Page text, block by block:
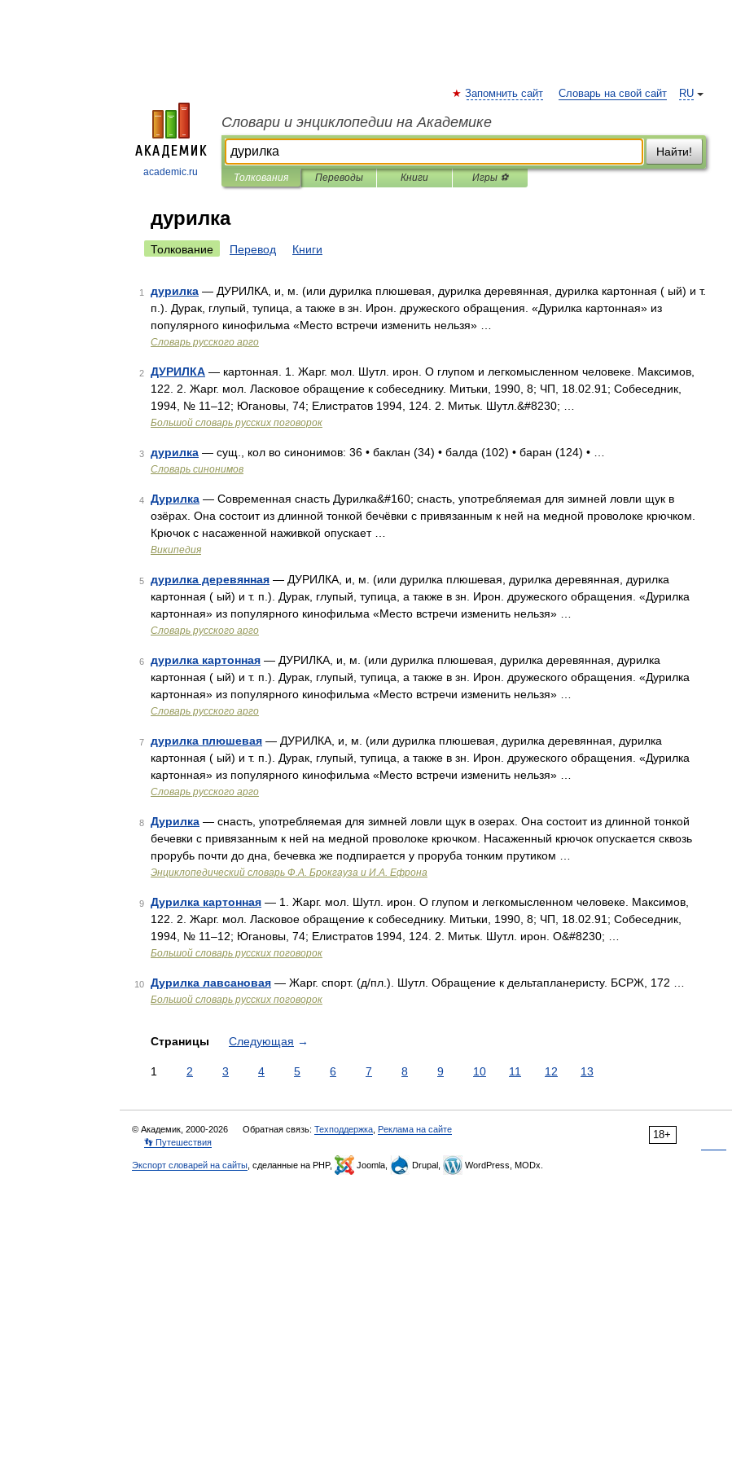
academic.ru
RU
Запомнить сайт Словарь на свой сайт
Словари и энциклопедии на Академике
Найти!
Толкования Переводы Книги Игры ⚽
дурилка
Толкование Перевод Книги
1 дурилка — ДУРИЛКА, и, м. (или дурилка плюшевая, дурилка деревянная, дурилка картонная ( ый) и т.
п.). Дурак, глупый, тупица, а также в зн. Ирон. дружеского обращения. «Дурилка картонная» из
популярного кинофильма «Место встречи изменить нельзя» …
Словарь русского арго
2 ДУРИЛКА — картонная. 1. Жарг. мол. Шутл. ирон. О глупом и легкомысленном человеке. Максимов,
122. 2. Жарг. мол. Ласковое обращение к собеседнику. Митьки, 1990, 8; ЧП, 18.02.91; Собеседник,
1994, № 11–12; Югановы, 74; Елистратов 1994, 124. 2. Митьк. Шутл.&#8230; …
Большой словарь русских поговорок
3 дурилка — сущ., кол во синонимов: 36 • баклан (34) • балда (102) • баран (124) • …
Словарь синонимов
4 Дурилка — Современная снасть Дурилка&#160; снасть, употребляемая для зимней ловли щук в
озёрах. Она состоит из длинной тонкой бечёвки с привязанным к ней на медной проволоке крючком.
Крючок с насаженной наживкой опускает …
Википедия
5 дурилка деревянная — ДУРИЛКА, и, м. (или дурилка плюшевая, дурилка деревянная, дурилка
картонная ( ый) и т. п.). Дурак, глупый, тупица, а также в зн. Ирон. дружеского обращения. «Дурилка
картонная» из популярного кинофильма «Место встречи изменить нельзя» …
Словарь русского арго
6 дурилка картонная — ДУРИЛКА, и, м. (или дурилка плюшевая, дурилка деревянная, дурилка
картонная ( ый) и т. п.). Дурак, глупый, тупица, а также в зн. Ирон. дружеского обращения. «Дурилка
картонная» из популярного кинофильма «Место встречи изменить нельзя» …
Словарь русского арго
7 дурилка плюшевая — ДУРИЛКА, и, м. (или дурилка плюшевая, дурилка деревянная, дурилка
картонная ( ый) и т. п.). Дурак, глупый, тупица, а также в зн. Ирон. дружеского обращения. «Дурилка
картонная» из популярного кинофильма «Место встречи изменить нельзя» …
Словарь русского арго
8 Дурилка — снасть, употребляемая для зимней ловли щук в озерах. Она состоит из длинной тонкой
бечевки с привязанным к ней на медной проволоке крючком. Насаженный крючок опускается сквозь
прорубь почти до дна, бечевка же подпирается у проруба тонким прутиком …
Энциклопедический словарь Ф.А. Брокгауза и И.А. Ефрона
9 Дурилка картонная — 1. Жарг. мол. Шутл. ирон. О глупом и легкомысленном человеке. Максимов,
122. 2. Жарг. мол. Ласковое обращение к собеседнику. Митьки, 1990, 8; ЧП, 18.02.91; Собеседник,
1994, № 11–12; Югановы, 74; Елистратов 1994, 124. 2. Митьк. Шутл. ирон. О&#8230; …
Большой словарь русских поговорок
10 Дурилка лавсановая — Жарг. спорт. (д/пл.). Шутл. Обращение к дельтапланеристу. БСРЖ, 172 …
Большой словарь русских поговорок
Страницы Следующая →
1 2 3 4 5 6 7 8 9 10 11 12 13
18+
© Академик, 2000-2026 Обратная связь: Техподдержка Реклама на сайте
👣 Путешествия
Экспорт словарей на сайты , сделанные на PHP, Joomla, Drupal, WordPress, MODx.